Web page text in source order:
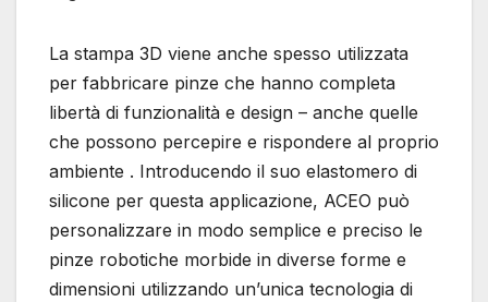
La stampa 3D viene anche spesso utilizzata
per fabbricare pinze che hanno completa
libertà di funzionalità e design – anche quelle
che possono percepire e rispondere al proprio
ambiente . Introducendo il suo elastomero di
silicone per questa applicazione, ACEO può
personalizzare in modo semplice e preciso le
pinze robotiche morbide in diverse forme e
dimensioni utilizzando un’unica tecnologia di